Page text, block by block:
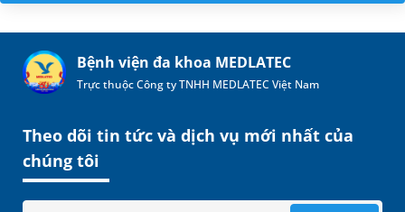
Bệnh viện đa khoa MEDLATEC
Trực thuộc Công ty TNHH MEDLATEC Việt Nam
Theo dõi tin tức và dịch vụ mới nhất của
chúng tôi